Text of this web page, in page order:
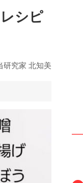
シピ
研究家 北知美